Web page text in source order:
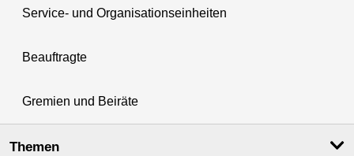
Service- und Organisationseinheiten
Beauftragte
Gremien und Beiräte
Themen